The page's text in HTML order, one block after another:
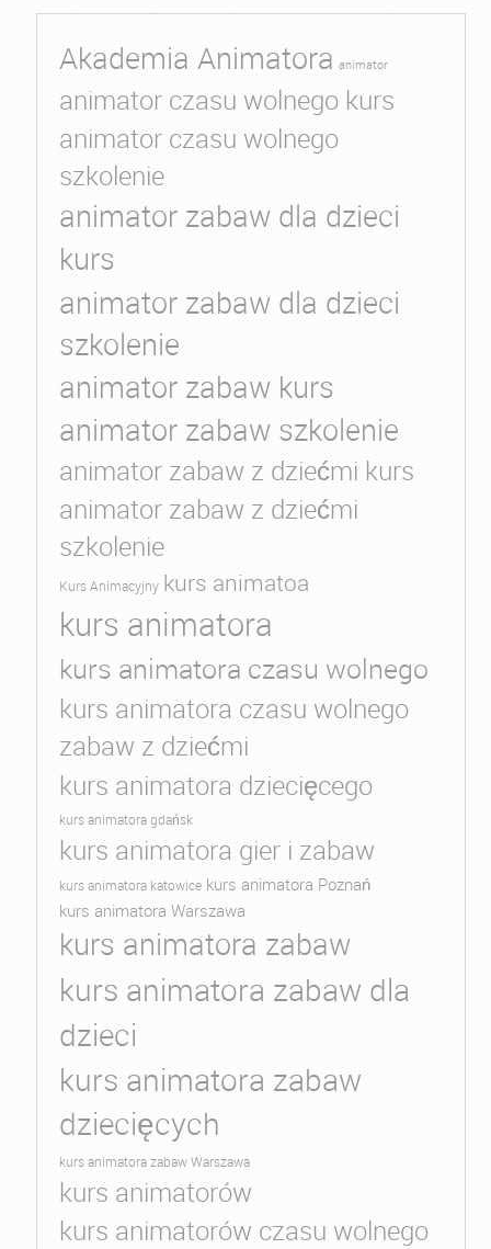
Akademia Animatora animator
animator czasu wolnego kurs
animator czasu wolnego
szkolenie
animator zabaw dla dzieci
kurs
animator zabaw dla dzieci
szkolenie
animator zabaw kurs
animator zabaw szkolenie
animator zabaw z dziećmi kurs
animator zabaw z dziećmi
szkolenie
Kurs Animacyjny kurs animatoa
kurs animatora
kurs animatora czasu wolnego
kurs animatora czasu wolnego
zabaw z dziećmi
kurs animatora dziecięcego
kurs animatora gdańsk
kurs animatora gier i zabaw
kurs animatora katowice kurs animatora Poznań
kurs animatora Warszawa
kurs animatora zabaw
kurs animatora zabaw dla
dzieci
kurs animatora zabaw
dziecięcych
kurs animatora zabaw Warszawa
kurs animatorów
kurs animatorów czasu wolnego